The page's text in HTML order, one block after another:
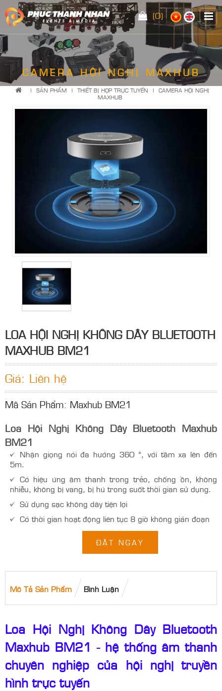
(0)
CAMERA HỘI NGHỊ MAXHUB
| SẢN PHẨM | THIẾT BỊ HỌP TRỰC TUYẾN |
CAMERA HỘI NGHỊ
MAXHUB
LOA HỘI NGHỊ KHÔNG DÂY BLUETOOTH
MAXHUB BM21
Giá: Liên hệ
Mã Sản Phẩm: Maxhub BM21
Loa Hội Nghị Không Dây Bluetooth Maxhub
BM21
Nhận giọng nói đa hướng 360 °, với tầm xa lên đến
5m.
Có hiệu ứng âm thanh trong trẻo, chống ồn, không
nhiễu, không bị vang, bị hú trong suốt thời gian sử dụng.
Sử dụng sạc không dây tiện lợi
Có thời gian hoạt động liên tục 8 giờ không gián đoạn
ĐẶT NGAY
Mô Tả Sản Phẩm Bình Luận
Loa Hội Nghị Không Dây Bluetooth
Maxhub BM21 - hệ thống âm thanh
chuyên nghiệp của hội nghị truyền
hình trực tuyến